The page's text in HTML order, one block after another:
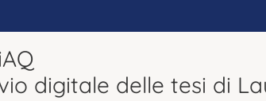
digitale delle tesi di